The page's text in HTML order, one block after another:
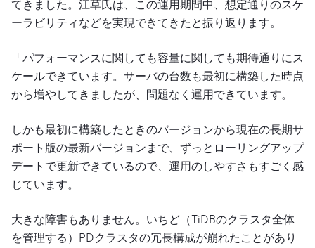
てきました。江草氏は、この運用期間中、想定通りのスケ
ーラビリティなどを実現できてきたと振り返ります。
「パフォーマンスに関しても容量に関しても期待通りにス
ケールできています。サーバの台数も最初に構築した時点
から増やしてきましたが、問題なく運用できています。
しかも最初に構築したときのバージョンから現在の長期サ
ポート版の最新バージョンまで、ずっとローリングアップ
デートで更新できているので、運用のしやすさもすごく感
じています。
大きな障害もありません。いちど（TiDBのクラスタ全体
を管理する）PDクラスタの冗長構成が崩れたことがあり